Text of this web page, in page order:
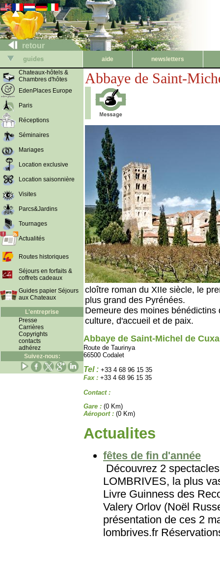
retour
guides aide
newsletters
Chateaux-hôtels &
Chambres d'hôtes
EdenPlaces Europe
Paris
Réceptions
Séminaires
Mariages
Location exclusive
Location saisonnière
Visites
Parcs&Jardins
Tournages
Actualités
Routes historiques
Séjours en forfaits &
coffrets cadeaux
Guides papier Séjours
aux Chateaux
L'entreprise
Presse
Carrières
Copyrights
contacts
adhérez
Suivez-nous:
Abbaye de Saint-
cloître roman du XIIe siècle, le
plus grand des Pyrénées.
Demeure des moines
culture, d'accueil et de paix.
Abbaye de Saint-Michel de Cuxa
Route de Taurinya
66500 Codalet
Tel : +33 4 68 96 15 35
Fax : +33 4 68 96 15 35
Contact :
Gare : (0 Km)
Aéroport : (0 Km)
Actualites
fêtes de fin d'année
Découvrez 2
LOMBRIVES, la plus
Livre Guinness des
Valery Orlov (Noël
présentation de ces 2
lombrives.fr